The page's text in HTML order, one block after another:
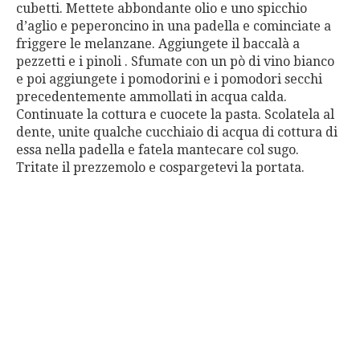
cubetti. Mettete abbondante olio e uno spicchio
d’aglio e peperoncino in una padella e cominciate a
friggere le melanzane. Aggiungete il baccalà a
pezzetti e i pinoli . Sfumate con un pò di vino bianco
e poi aggiungete i pomodorini e i pomodori secchi
precedentemente ammollati in acqua calda.
Continuate la cottura e cuocete la pasta. Scolatela al
dente, unite qualche cucchiaio di acqua di cottura di
essa nella padella e fatela mantecare col sugo.
Tritate il prezzemolo e cospargetevi la portata.